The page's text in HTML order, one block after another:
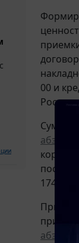
00 и
России
Суммы
абзаца
174н
при его
абзацу 1